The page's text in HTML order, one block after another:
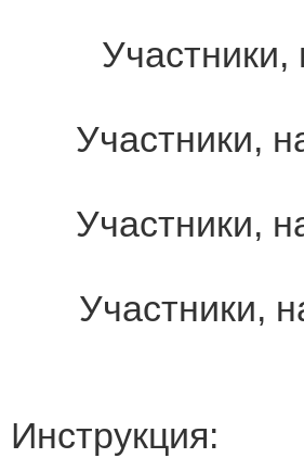
Участники,
Участники,
Участники,
Инструкция: